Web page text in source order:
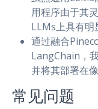
用程序由于其
LLMs上具有明
通过融合
LangChain，
并将其部署在
常见问题